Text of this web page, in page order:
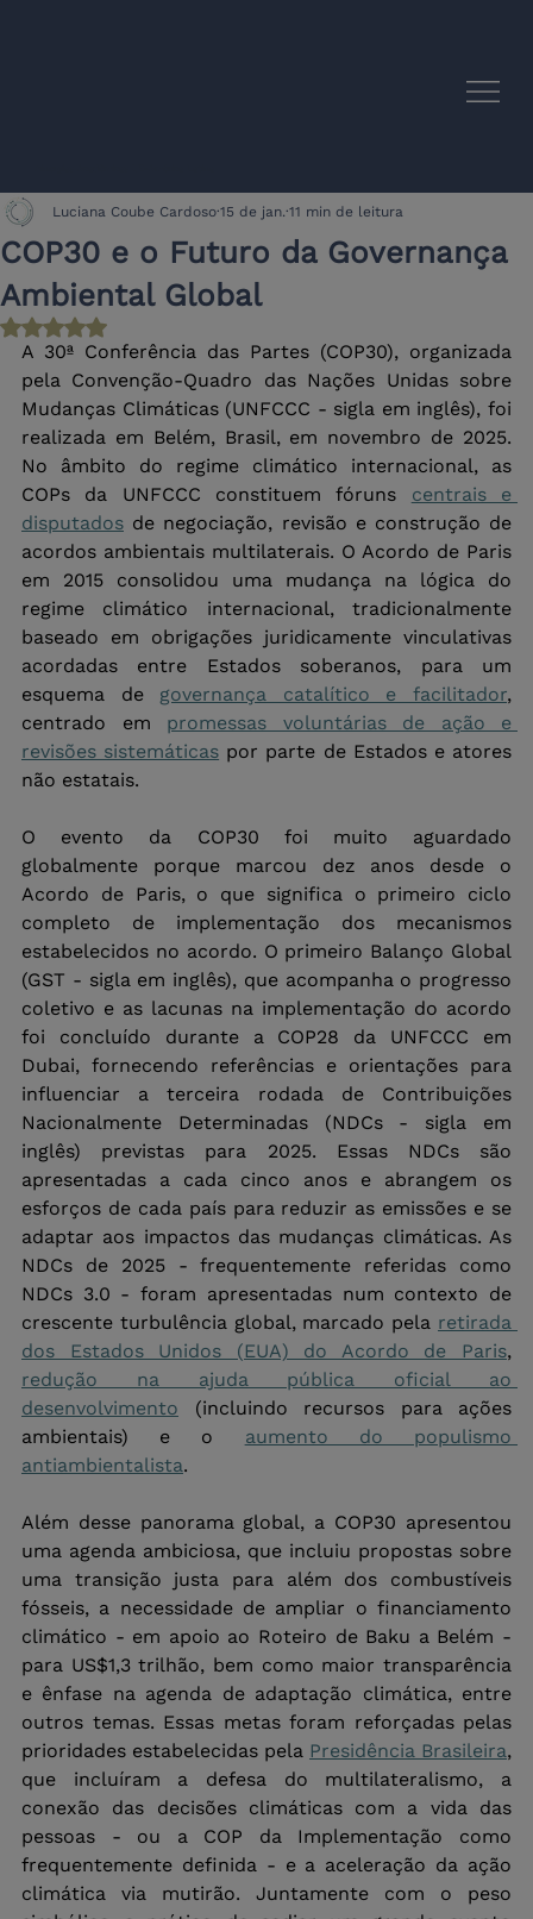
COP30 e o Futuro da Governança
Ambiental Global
Luciana Coube Cardoso 15 de jan. 11 min de leitura
Avaliado com NaN de 5 estrelas.
A 30ª Conferência das Partes (COP30), organizada
pela Convenção-Quadro das Nações Unidas sobre
Mudanças Climáticas (UNFCCC - sigla em inglês), foi
realizada em Belém, Brasil, em novembro de 2025.
No âmbito do regime climático internacional, as
COPs da UNFCCC constituem fóruns centrais e
disputados de negociação, revisão e construção de
acordos ambientais multilaterais. O Acordo de Paris
em 2015 consolidou uma mudança na lógica do
regime climático internacional, tradicionalmente
baseado em obrigações juridicamente vinculativas
acordadas entre Estados soberanos, para um
esquema de governança catalítico e facilitador,
centrado em promessas voluntárias de ação e
revisões sistemáticas por parte de Estados e atores
não estatais.
O evento da COP30 foi muito aguardado
globalmente porque marcou dez anos desde o
Acordo de Paris, o que significa o primeiro ciclo
completo de implementação dos mecanismos
estabelecidos no acordo. O primeiro Balanço Global
(GST - sigla em inglês), que acompanha o progresso
coletivo e as lacunas na implementação do acordo
foi concluído durante a COP28 da UNFCCC em
Dubai, fornecendo referências e orientações para
influenciar a terceira rodada de Contribuições
Nacionalmente Determinadas (NDCs - sigla em
inglês) previstas para 2025. Essas NDCs são
apresentadas a cada cinco anos e abrangem os
esforços de cada país para reduzir as emissões e se
adaptar aos impactos das mudanças climáticas. As
NDCs de 2025 - frequentemente referidas como
NDCs 3.0 - foram apresentadas num contexto de
crescente turbulência global, marcado pela retirada
dos Estados Unidos (EUA) do Acordo de Paris
redução na ajuda pública oficial ao
desenvolvimento (incluindo recursos para ações
ambientais) e o aumento do populismo
antiambientalista.
Além desse panorama global, a COP30 apresentou
uma agenda ambiciosa, que incluiu propostas sobre
uma transição justa para além dos combustíveis
fósseis, a necessidade de ampliar o financiamento
climático - em apoio ao Roteiro de Baku a Belém -
para US$1,3 trilhão, bem como maior transparência
e ênfase na agenda de adaptação climática, entre
outros temas. Essas metas foram reforçadas pelas
prioridades estabelecidas pela Presidência Brasileira,
que incluíram a defesa do multilateralismo, a
conexão das decisões climáticas com a vida das
pessoas - ou a COP da Implementação como
frequentemente definida - e a aceleração da ação
climática via mutirão. Juntamente com o peso